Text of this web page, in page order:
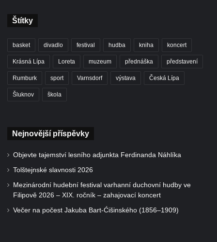
Štítky
basket divadlo festival hudba kniha koncert
Krásná Lípa Loreta muzeum přednáška představení
Rumburk sport Varnsdorf výstava Česká Lípa
Šluknov škola
Nejnovější příspěvky
Objevte tajemství lesního adjunkta Ferdinanda Náhlíka
Tolštejnské slavnosti 2026
Mezinárodní hudební festival varhanní duchovní hudby ve
Filipově 2026 – XIX. ročník – zahajovací koncert
Večer na počest Jakuba Bart-Ćišinského (1856–1909)